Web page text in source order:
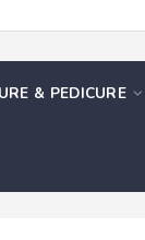
& PEDICURE